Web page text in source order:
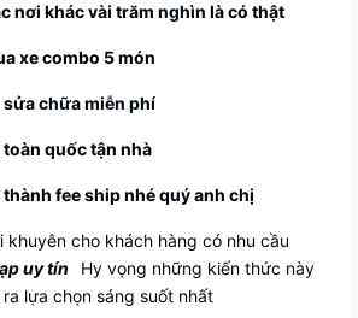
nơi khác vài trăm nghìn là có thật
xe combo 5 món
sửa chữa miễn phí
quốc tận nhà
fee ship nhé quý anh chị
khuyên cho khách hàng có nhu cầu
uy tín
Hy vọng những kiến thức này
lựa chọn sáng suốt nhất